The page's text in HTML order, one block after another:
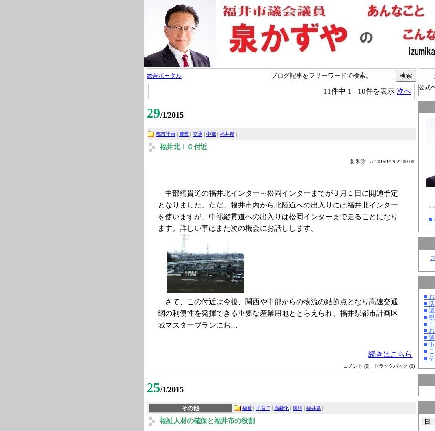
公式
■
■
■
■
■
■
■
■
■
■
■
日
総合ポータル
11件中 1 - 10件を表示 次へ
29/1/2015
都市計画 | 農業 | 交通 | 中部 | 福井県 |
福井北ＩＣ付近
泉 和弥 at 2015/1/29 22:00:00
中部縦貫道の福井北インター～松岡インターまでが３月１日に開通予定
となりました。ただ、福井市内から北陸道への出入りには福井北インター
を使いますが、中部縦貫道への出入りは松岡インターまで走ることになり
ます。詳しい事はまた次の機会にお話しします。
さて、この付近は今後、関西や中部からの物流の結節点となり高速交通
網の利便性を発揮できる重要な産業用地ととらえられ、福井県都市計画区
域マスタープランにお…
続きはこちら
コメント (0) トラックバック (0)
25/1/2015
その他 福祉 子育て 高齢化 環境 福井県
福祉人材の確保と福井市の役割